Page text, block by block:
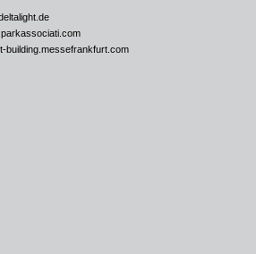
parkassociati.com
building.messefrankfurt.com